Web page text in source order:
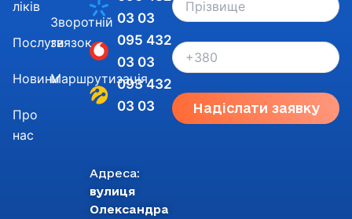
Адреса:
вулиця
Олександра
03 03
095 432
03 03
093 432
03 03
ліків
Послуги
Новини
Про
нас
Зворотній
звязок
Маршрутизація
Надіслати заявку